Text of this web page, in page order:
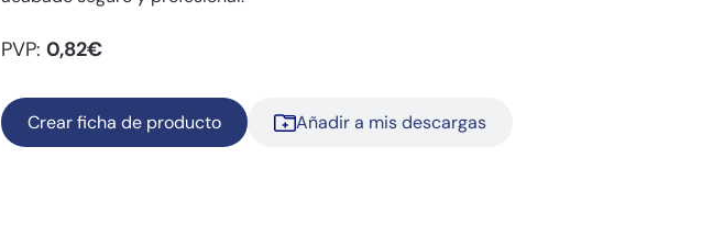
PVP: 0,82€
Crear ficha de producto Añadir a mis descargas